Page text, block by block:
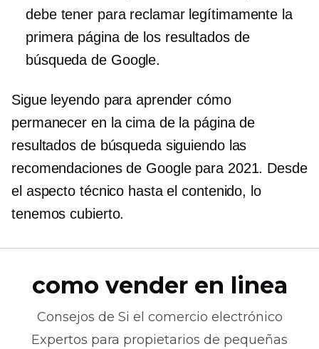
debe tener para reclamar legítimamente la
primera página de los resultados de
búsqueda de Google.
Sigue leyendo para aprender cómo
permanecer en la cima de la página de
resultados de búsqueda siguiendo las
recomendaciones de Google para 2021. Desde
el aspecto técnico hasta el contenido, lo
tenemos cubierto.
como vender en linea
Consejos de Si el comercio electrónico
Expertos para propietarios de pequeñas